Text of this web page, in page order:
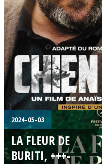
2024-05-03
LA FLEUR DE
BURITI, +++-